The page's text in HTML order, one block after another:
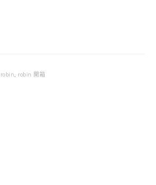
, robin 開箱